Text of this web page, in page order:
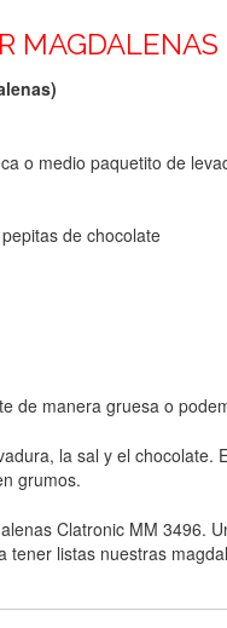
o medio paquetito de
de chocolate
de manera gruesa o
la sal y el
grumos.
Clatronic MM 3496.
tener listas nuestras